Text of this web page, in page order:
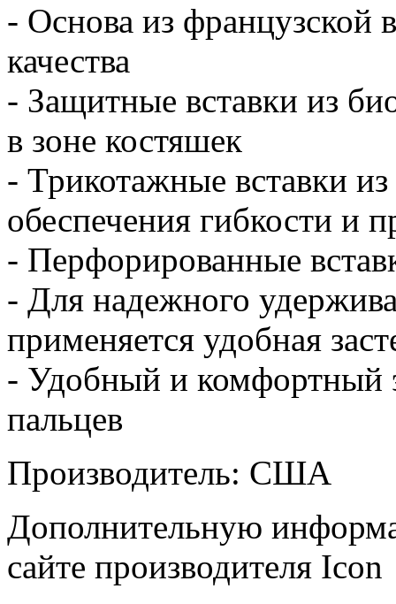
- Основа из французской
качества
- Защитные вставки из
в зоне костяшек
- Трикотажные вставки
обеспечения гибкости и
- Перфорированные
- Для надежного
применяется удобная
- Удобный и комфортный
пальцев
Производитель: США
Дополнительную
сайте производителя Icon